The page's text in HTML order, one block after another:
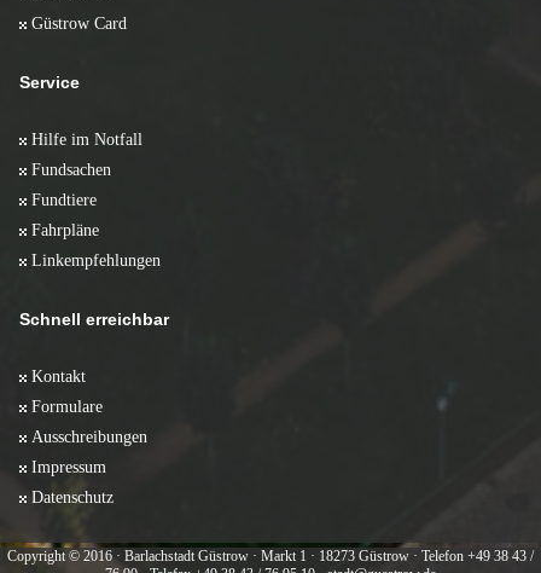
Güstrow Card
Service
Hilfe im Notfall
Fundsachen
Fundtiere
Fahrpläne
Linkempfehlungen
Schnell erreichbar
Kontakt
Formulare
Ausschreibungen
Impressum
Datenschutz
Copyright © 2016 · Barlachstadt Güstrow · Markt 1 · 18273 Güstrow · Telefon +49 38 43 /